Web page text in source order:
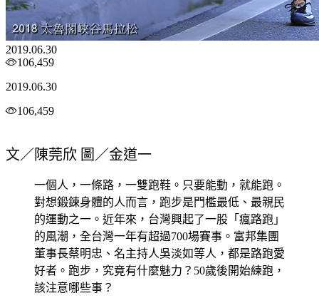
2019.06.30
106,459
2019.06.30
106,459
文／陳莞欣 圖／金道一
一個人，一條路，一雙跑鞋。只要能動，就能跑。
對想鍛鍊身體的人而言，跑步是門檻最低、最親民
的運動之一。近年來，台灣興起了一股「瘋路跑」
的風潮，全台灣一年有超過700場賽事。富邦集團
董事長蔡明忠、名主持人吳淡如等人，都是路跑愛
好者。跑步，究竟有什麼魅力？50歲後開始練跑，
該注意哪些事？